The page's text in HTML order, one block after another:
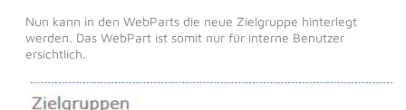
Nun kann in den WebParts die neue Zielgruppe hinterlegt
werden. Das WebPart ist somit nur für interne Benutzer
ersichtlich.